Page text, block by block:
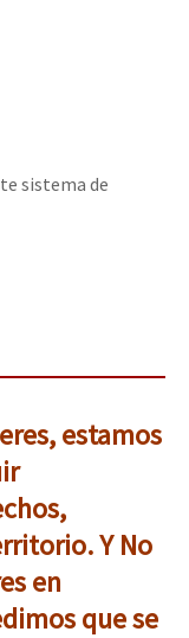
sistema de
estamos
Y No
en
que se